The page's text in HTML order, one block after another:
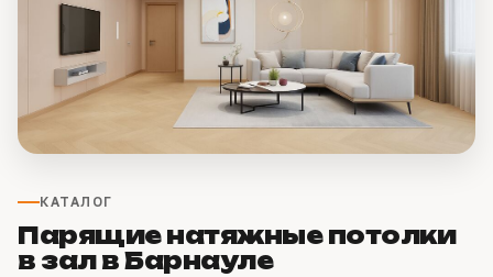
КАТАЛОГ
Парящие натяжные потолки
в зал в Барнауле